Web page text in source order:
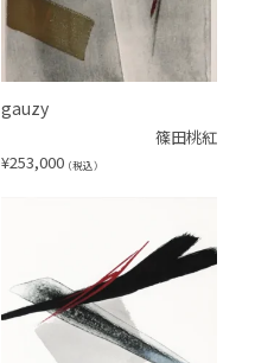
gauzy
篠田桃紅
¥253,000 （税込）